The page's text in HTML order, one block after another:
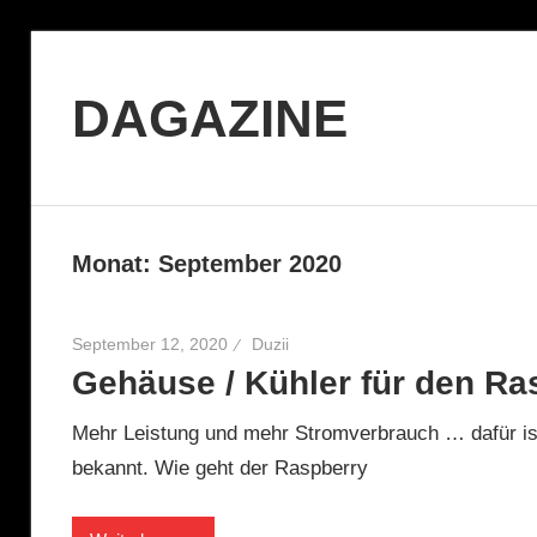
springenDAGAZINE
digitale
Monat: September 2020
September 12, 2020 Duzii
Gehäuse / Kühler für den
Mehr Leistung und mehr Stromverbrauch … dafür
bekannt. Wie geht der Raspberry